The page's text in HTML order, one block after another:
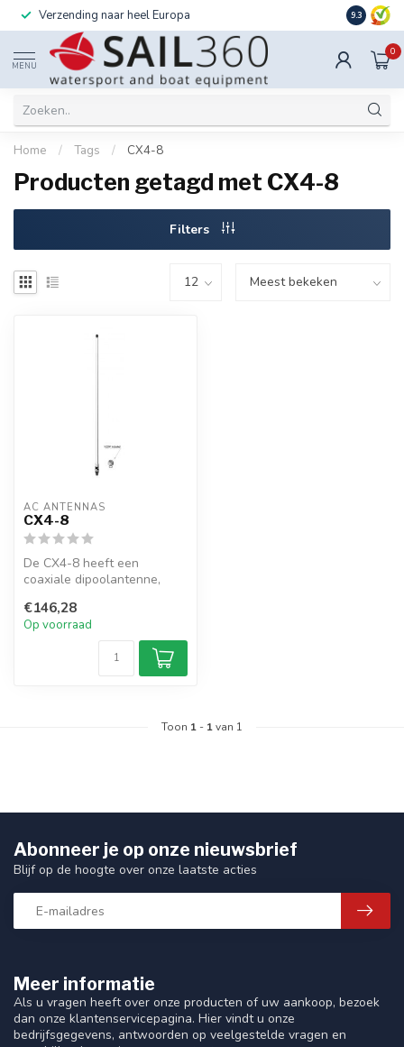
Verzending naar heel Europa Ook
9.3
MENU
0
Home / Tags / CX4-8
Producten getagd met CX4-8
Filters
AC ANTENNAS
CX4-8
De CX4-8 heeft een
coaxiale dipoolantenne,
14TPI male, ...
€146,28
Op voorraad
Toon 1 - 1van 1
Meer informatie
Als u vragen heeft over onze producten of uw aankoop, bezoek
dan onze klantenservicepagina. Hier vindt u onze
bedrijfsgegevens, antwoorden op veelgestelde vragen en
Abonneer je op onze nieuwsbrief
Blijf op de hoogte over onze laatste acties